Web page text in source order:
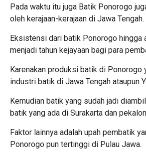
Pada waktu itu juga Batik Ponorogo
oleh kerajaan-kerajaan di Jawa Tengah.
Eksistensi dari batik Ponorogo hingga
menjadi tahun kejayaan bagi para
Karenakan produksi batik di Ponorogo
industri batik di Jawa Tengah ataupun
Kemudian batik yang sudah jadi
batik yang ada di Surakarta dan
Faktor lainnya adalah upah pembatik
Ponorogo pun tertinggi di Pulau Jawa.